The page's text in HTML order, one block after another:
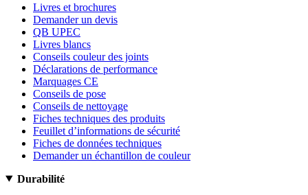
Livres et brochures
Demander un devis
QB UPEC
Livres blancs
Conseils couleur des joints
Déclarations de performance
Marquages CE
Conseils de pose
Conseils de nettoyage
Fiches techniques des produits
Feuillet d’informations de sécurité
Fiches de données techniques
Demander un échantillon de couleur
Durabilité